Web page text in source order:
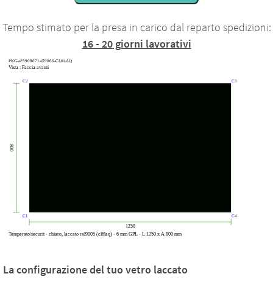
Tempo stimato per la presa in carico dal reparto spedizioni:
16 - 20 giorni lavorativi
La configurazione del tuo vetro laccato